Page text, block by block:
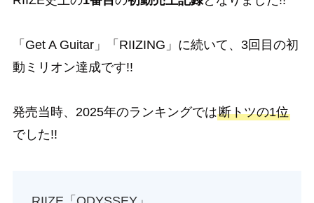
「Get A Guitar」「RIIZING」に続いて、3回目の初
動ミリオン達成です!!
発売当時、2025年のランキングでは断トツの1位
でした!!